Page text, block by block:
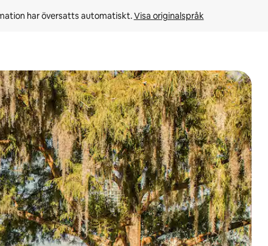
har översatts automatiskt. Visa originalspråk
eller utforska genom att trycka eller svepa.